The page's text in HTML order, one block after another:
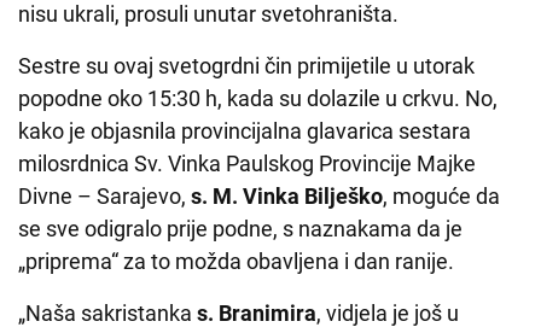
nisu ukrali, prosuli unutar svetohraništa.
Sestre su ovaj svetogrdni čin primijetile u utorak
popodne oko 15:30 h, kada su dolazile u crkvu. No,
kako je objasnila provincijalna glavarica sestara
milosrdnica Sv. Vinka Paulskog Provincije Majke
Divne – Sarajevo, s. M. Vinka Bilješko, moguće da
se sve odigralo prije podne, s naznakama da je
„priprema“ za to možda obavljena i dan ranije.
„Naša sakristanka s. Branimira, vidjela je još u